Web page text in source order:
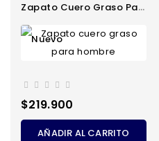
Zapato Cuero Graso Para Hombre
Nuevo
Precio
$219.900
AÑADIR AL CARRITO